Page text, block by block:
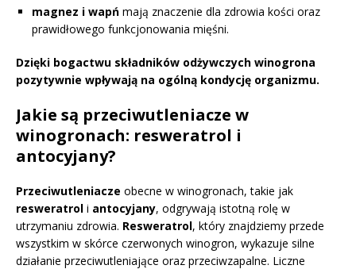
magnez i wapń mają znaczenie dla zdrowia kości oraz
prawidłowego funkcjonowania mięśni.
Dzięki bogactwu składników odżywczych winogrona
pozytywnie wpływają na ogólną kondycję organizmu.
Jakie są przeciwutleniacze w
winogronach: resweratrol i
antocyjany?
Przeciwutleniacze obecne w winogronach, takie jak
resweratrol i antocyjany, odgrywają istotną rolę w
utrzymaniu zdrowia. Resweratrol, który znajdziemy przede
wszystkim w skórce czerwonych winogron, wykazuje silne
działanie przeciwutleniające oraz przeciwzapalne. Liczne